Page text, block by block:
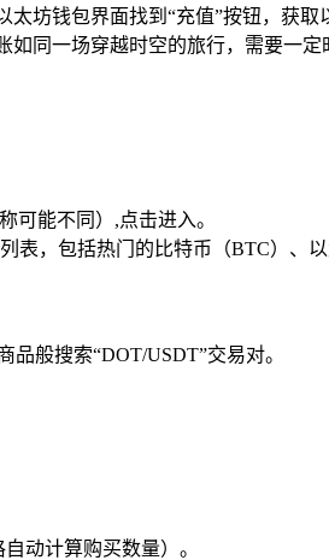
坊钱包界面找到“充值”按钮，获取
同一场穿越时空的旅行，需要一定
可能不同）,点击进入。
，包括热门的比特币（BTC）、
般搜索“DOT/USDT”交易对。
动计算购买数量）。